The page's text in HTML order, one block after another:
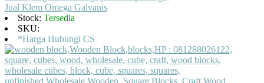
Jual Klem Omega Galvanis
Stock: Tersedia
SKU:
*Harga Hubungi CS